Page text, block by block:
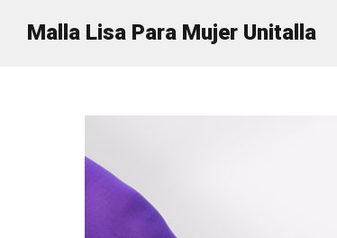
Malla Lisa Para Mujer Unitalla